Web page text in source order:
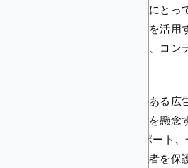
ンテーションを求める広告主にと
規模で高品質なトラフィックを活
性、リアルタイムインサイト、コ
サイトに表示される可能性のある
リッシャーや広告の掲載場所を懸念
Blockchain-Adsは透明なレポート
エコシステムのすべての関係者を